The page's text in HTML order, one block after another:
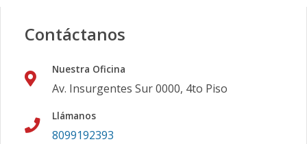
Contáctanos
Nuestra Oficina
Av. Insurgentes Sur 0000, 4to Piso
Llámanos
8099192393